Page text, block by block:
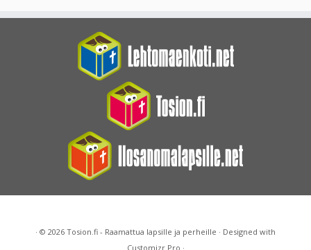
· © 2026 Tosion.fi - Raamattua lapsille ja perheille · Designed with
Customizr Pro ·